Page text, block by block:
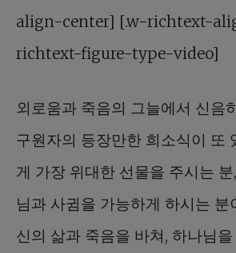
align-center] [.w-richtext-
richtext-figure-type-video]
외로움과 죽음의 그늘에서 신음
구원자의 등장만한 희소식이 또
게 가장 위대한 선물을 주시는
님과 사귐을 가능하게 하시는
신의 삶과 죽음을 바쳐, 하나님